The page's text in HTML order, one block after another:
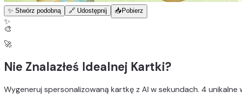
✨ Stwórz podobną 🔗 Udostępnij 📥 Pobierz
✨
🎨
🚀
Nie Znalazłeś Idealnej Kartki?
Wygeneruj spersonalizowaną kartkę z AI w sekundach. 4 unikalne